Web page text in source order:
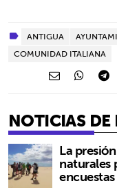
ANTIGUA
COMUNIDAD ITALIANA
NOTICIAS
La
naturales